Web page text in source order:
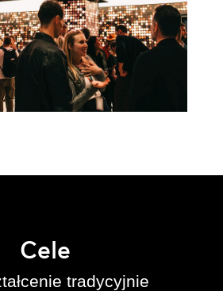
Cele
tradycyjnie